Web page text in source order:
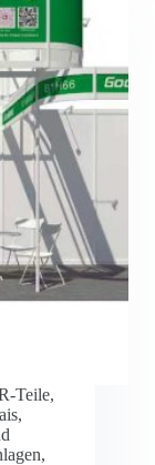
Teile,
,
,